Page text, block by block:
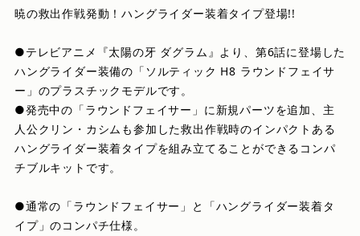
暁の救出作戦発動！ハングライダー装着タイプ登場!!
●テレビアニメ『太陽の牙 ダグラム』より、第6話に登場した
ハングライダー装備の「ソルティック H8 ラウンドフェイサ
ー」のプラスチックモデルです。
●発売中の「ラウンドフェイサー」に新規パーツを追加、主
人公クリン・カシムも参加した救出作戦時のインパクトある
ハングライダー装着タイプを組み立てることができるコンパ
チブルキットです。
●通常の「ラウンドフェイサー」と「ハングライダー装着タ
イプ」のコンパチ仕様。